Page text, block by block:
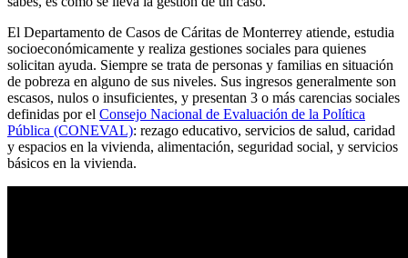
El Departamento de Casos de Cáritas de Monterrey atiende, estudia
socioeconómicamente y realiza gestiones sociales para quienes
solicitan ayuda. Siempre se trata de personas y familias en situación
de pobreza en alguno de sus niveles. Sus ingresos generalmente son
escasos, nulos o insuficientes, y presentan 3 o más carencias sociales
definidas por el Consejo Nacional de Evaluación de la Política
Pública (CONEVAL): rezago educativo, servicios de salud, caridad
y espacios en la vivienda, alimentación, seguridad social, y servicios
básicos en la vivienda.